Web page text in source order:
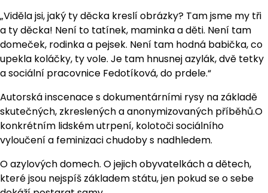
„Viděla jsi, jaký ty děcka kreslí obrázky? Tam jsme my tři
a ty děcka! Není to tatínek, maminka a děti. Není tam
domeček, rodinka a pejsek. Není tam hodná babička, co
upekla koláčky, ty vole. Je tam hnusnej azylák, dvě tetky
a sociální pracovnice Fedotíková, do prdele.“
Autorská inscenace s dokumentárními rysy na základě
skutečných, zkreslených a anonymizovaných příběhů.O
konkrétním lidském utrpení, kolotoči sociálního
vyloučení a feminizaci chudoby s nadhledem.
O azylových domech. O jejich obyvatelkách a dětech,
které jsou nejspíš základem státu, jen pokud se o sebe